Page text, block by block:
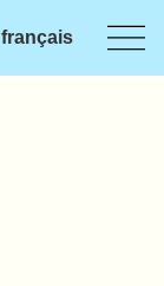
français